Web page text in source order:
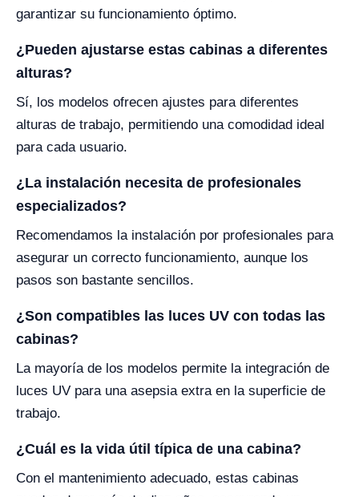
garantizar su funcionamiento óptimo.
¿Pueden ajustarse estas cabinas a diferentes
alturas?
Sí, los modelos ofrecen ajustes para diferentes
alturas de trabajo, permitiendo una comodidad ideal
para cada usuario.
¿La instalación necesita de profesionales
especializados?
Recomendamos la instalación por profesionales para
asegurar un correcto funcionamiento, aunque los
pasos son bastante sencillos.
¿Son compatibles las luces UV con todas las
cabinas?
La mayoría de los modelos permite la integración de
luces UV para una asepsia extra en la superficie de
trabajo.
¿Cuál es la vida útil típica de una cabina?
Con el mantenimiento adecuado, estas cabinas